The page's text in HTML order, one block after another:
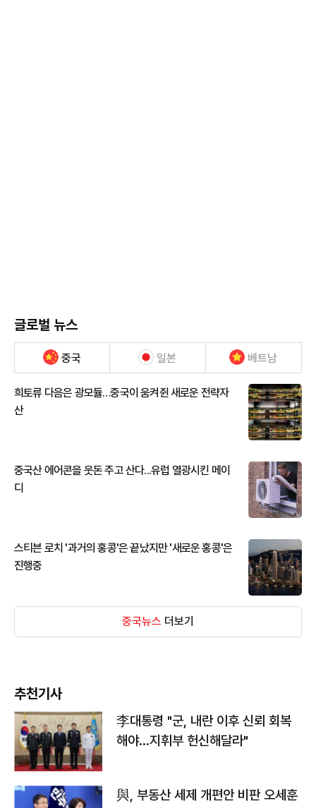
글로벌 뉴스
중국 일본 베트남
희토류 다음은 광모듈…중국이 움켜쥔 새로운 전략자
산
중국산 에어콘을 웃돈 주고 산다...유럽 열광시킨 메이
디
스티븐 로치 '과거의 홍콩'은 끝났지만 '새로운 홍콩'은
진행중
중국뉴스 더보기
추천기사
李대통령 "군, 내란 이후 신뢰 회복
해야…지휘부 헌신해달라"
與, 부동산 세제 개편안 비판 오세훈